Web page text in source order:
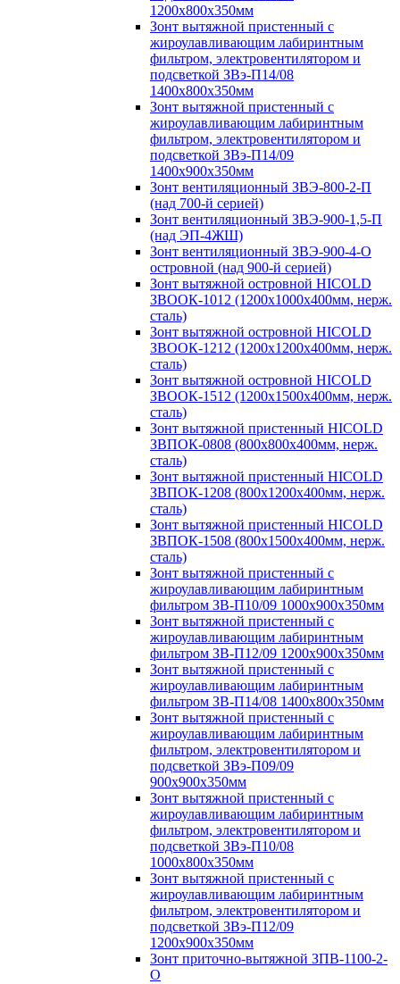
1200х800х350мм
Зонт вытяжной пристенный с
жироулавливающим лабиринтным
фильтром, электровентилятором и
подсветкой ЗВэ-П14/08
1400х800х350мм
Зонт вытяжной пристенный с
жироулавливающим лабиринтным
фильтром, электровентилятором и
подсветкой ЗВэ-П14/09
1400х900х350мм
Зонт вентиляционный ЗВЭ-800-2-П
(над 700-й серией)
Зонт вентиляционный ЗВЭ-900-1,5-П
(над ЭП-4ЖШ)
Зонт вентиляционный ЗВЭ-900-4-О
островной (над 900-й серией)
Зонт вытяжной островной HICOLD
ЗВООК-1012 (1200х1000х400мм, нерж.
сталь)
Зонт вытяжной островной HICOLD
ЗВООК-1212 (1200x1200x400мм, нерж.
сталь)
Зонт вытяжной островной HICOLD
ЗВООК-1512 (1200х1500х400мм, нерж.
сталь)
Зонт вытяжной пристенный HICOLD
ЗВПОК-0808 (800х800х400мм, нерж.
сталь)
Зонт вытяжной пристенный HICOLD
ЗВПОК-1208 (800х1200х400мм, нерж.
сталь)
Зонт вытяжной пристенный HICOLD
ЗВПОК-1508 (800х1500х400мм, нерж.
сталь)
Зонт вытяжной пристенный с
жироулавливающим лабиринтным
фильтром ЗВ-П10/09 1000х900х350мм
Зонт вытяжной пристенный с
жироулавливающим лабиринтным
фильтром ЗВ-П12/09 1200х900х350мм
Зонт вытяжной пристенный с
жироулавливающим лабиринтным
фильтром ЗВ-П14/08 1400х800х350мм
Зонт вытяжной пристенный с
жироулавливающим лабиринтным
фильтром, электровентилятором и
подсветкой ЗВэ-П09/09
900х900х350мм
Зонт вытяжной пристенный с
жироулавливающим лабиринтным
фильтром, электровентилятором и
подсветкой ЗВэ-П10/08
1000х800х350мм
Зонт вытяжной пристенный с
жироулавливающим лабиринтным
фильтром, электровентилятором и
подсветкой ЗВэ-П12/09
1200х900х350мм
Зонт приточно-вытяжной ЗПВ-1100-2-
О